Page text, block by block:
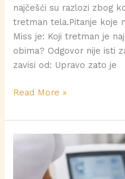
najčešći su razlozi zbog
tretman tela.Pitanje koje
Miss je: Koji tretman je
obima? Odgovor nije isti
zavisi od: Upravo zato je
Read More »
Da